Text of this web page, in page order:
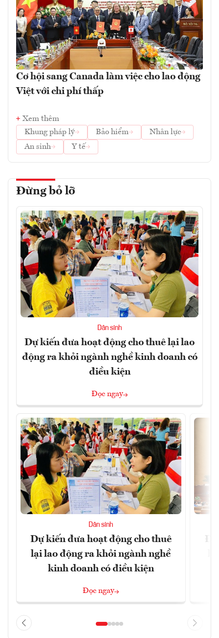
Cơ hội sang Canada làm việc cho lao động
Việt với chi phí thấp
Xem thêm
Khung pháp lý
Bảo hiểm
Nhân lực
An sinh
Y tế
Đừng bỏ lỡ
Dân sinh
Dự kiến đưa hoạt động cho thuê lại lao
động ra khỏi ngành nghề kinh doanh có
điều kiện
Đọc ngay
Dân sinh
Dự kiến đưa hoạt động cho thuê
lại lao động ra khỏi ngành nghề
kinh doanh có điều kiện
Đọc ngay
Đề